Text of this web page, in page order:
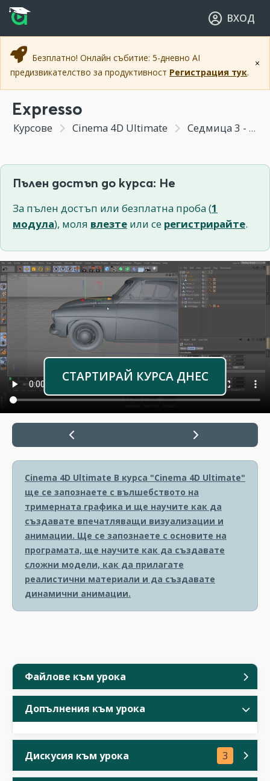
Прескочи към основното съдържание
Прескочи към навигацията
ВХОД
×
Безплатно! Онлайн събитие: 5-дневно AI
предизвикателство за продуктивност Регистрация тук.
Файлове към урока
Допълнения към урока
Дискусия към урока 3
Expresso
Курсове Cinema 4D Ultimate Седмица 3 - Анимация и деформъри
Пълен достъп до курса: Не
За пълен достъп или безплатна проба (1
модула), моля влезте или се регистрирайте.
СТАРТИРАЙ КУРСА ДНЕС
Cinema 4D Ultimate В курса "Cinema 4D Ultimate"
ще се запознаете с вълшебството на
тримерната графика и ще научите как да
създавате впечатляващи визуализации и
анимации. Ще се запознаете с основите на
програмата, ще научите как да създавате
сложни модели, как да прилагате
реалистични материали и да създавате
динамични анимации.